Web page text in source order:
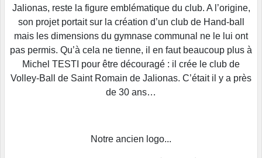
Jalionas, reste la figure emblématique du club. A l’origine,
son projet portait sur la création d’un club de Hand-ball
mais les dimensions du gymnase communal ne le lui ont
pas permis. Qu’à cela ne tienne, il en faut beaucoup plus à
Michel TESTI pour être découragé : il crée le club de
Volley-Ball de Saint Romain de Jalionas. C’était il y a près
de 30 ans…
Notre ancien logo...